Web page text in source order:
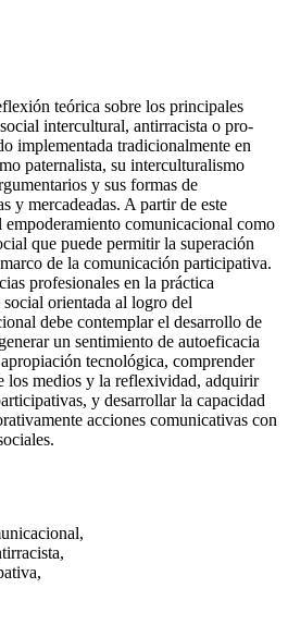
teórica sobre los principales
intercultural, antirracista o pro-
implementada tradicionalmente en
paternalista, su interculturalismo
y sus formas de
y mercadeadas. A partir de este
comunicacional como
que puede permitir la superación
de la comunicación participativa.
profesionales en la práctica
orientada al logro del
debe contemplar el desarrollo de
un sentimiento de autoeficacia
tecnológica, comprender
los medios y la reflexividad, adquirir
y desarrollar la capacidad
acciones comunicativas con